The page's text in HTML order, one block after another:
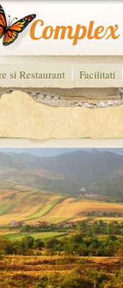
si Restaurant Facilitati